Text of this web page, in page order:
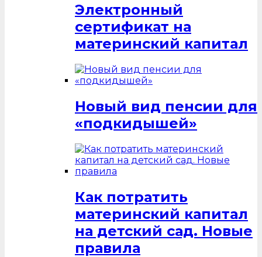
Электронный
сертификат на
материнский капитал
Новый вид пенсии для
«подкидышей»
Как потратить
материнский капитал
на детский сад. Новые
правила